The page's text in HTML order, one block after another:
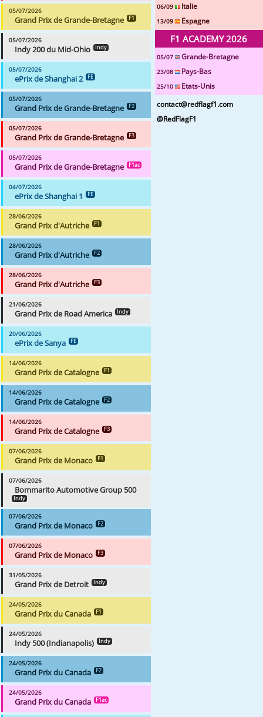
05/07/2026
Grand Prix de Grande-Bretagne F1
05/07/2026
Indy 200 du Mid-Ohio Indy
05/07/2026
ePrix de Shanghai 2 FE
05/07/2026
Grand Prix de Grande-Bretagne F2
05/07/2026
Grand Prix de Grande-Bretagne F3
05/07/2026
Grand Prix de Grande-Bretagne F1ac
04/07/2026
ePrix de Shanghai 1 FE
28/06/2026
Grand Prix d'Autriche F1
28/06/2026
Grand Prix d'Autriche F2
28/06/2026
Grand Prix d'Autriche F3
21/06/2026
Grand Prix de Road America Indy
20/06/2026
ePrix de Sanya FE
14/06/2026
Grand Prix de Catalogne F1
14/06/2026
Grand Prix de Catalogne F2
14/06/2026
Grand Prix de Catalogne F3
07/06/2026
Grand Prix de Monaco F1
07/06/2026
Bommarito Automotive Group 500
Indy
07/06/2026
Grand Prix de Monaco F2
07/06/2026
Grand Prix de Monaco F3
31/05/2026
Grand Prix de Detroit Indy
24/05/2026
Grand Prix du Canada F1
24/05/2026
Indy 500 (Indianapolis) Indy
24/05/2026
Grand Prix du Canada F2
24/05/2026
Grand Prix du Canada F1ac
06/09 Italie
13/09 Espagne
F1 ACADEMY 2026
05/07 Grande-Bretagne
23/08 Pays-Bas
25/10
Etats-Unis
contact@redflagf1.com
@RedFlagF1